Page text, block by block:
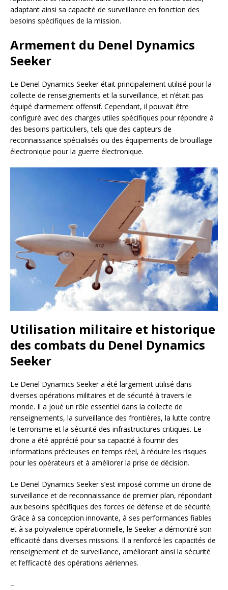
adaptant ainsi sa capacité de surveillance en fonction des
besoins spécifiques de la mission.
Armement du Denel Dynamics
Seeker
Le Denel Dynamics Seeker était principalement utilisé pour la
collecte de renseignements et la surveillance, et n’était pas
équipé d’armement offensif. Cependant, il pouvait être
configuré avec des charges utiles spécifiques pour répondre à
des besoins particuliers, tels que des capteurs de
reconnaissance spécialisés ou des équipements de brouillage
électronique pour la guerre électronique.
Utilisation militaire et historique
des combats du Denel Dynamics
Seeker
Le Denel Dynamics Seeker a été largement utilisé dans
diverses opérations militaires et de sécurité à travers le
monde. Il a joué un rôle essentiel dans la collecte de
renseignements, la surveillance des frontières, la lutte contre
le terrorisme et la sécurité des infrastructures critiques. Le
drone a été apprécié pour sa capacité à fournir des
informations précieuses en temps réel, à réduire les risques
pour les opérateurs et à améliorer la prise de décision.
Le Denel Dynamics Seeker s’est imposé comme un drone de
surveillance et de reconnaissance de premier plan, répondant
aux besoins spécifiques des forces de défense et de sécurité.
Grâce à sa conception innovante, à ses performances fiables
et à sa polyvalence opérationnelle, le Seeker a démontré son
efficacité dans diverses missions. Il a renforcé les capacités de
renseignement et de surveillance, améliorant ainsi la sécurité
et l’efficacité des opérations aériennes.
–